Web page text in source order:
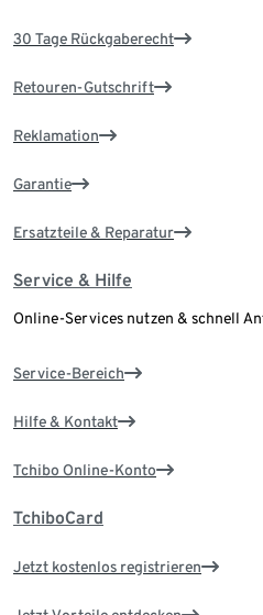
30 Tage Rückgaberecht
Retouren-Gutschrift
Reklamation
Garantie
Ersatzteile & Reparatur
Service & Hilfe
Online-Services nutzen & schnell
Service-Bereich
Hilfe & Kontakt
Tchibo Online-Konto
TchiboCard
Jetzt kostenlos registrieren